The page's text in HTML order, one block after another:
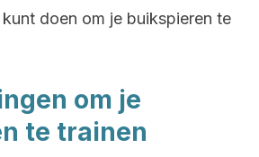
doen om je buikspieren te
om je
te trainen